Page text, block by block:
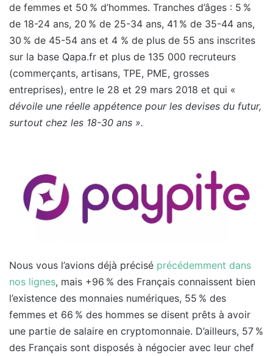
de femmes et 50 % d’hommes. Tranches d’âges : 5 %
de 18-24 ans, 20 % de 25-34 ans, 41 % de 35-44 ans,
30 % de 45-54 ans et 4 % de plus de 55 ans inscrites
sur la base Qapa.fr et plus de 135 000 recruteurs
(commerçants, artisans, TPE, PME, grosses
entreprises), entre le 28 et 29 mars 2018 et qui «
dévoile une réelle appétence pour les devises du futur,
surtout chez les 18-30 ans ».
Nous vous l’avions déjà précisé précédemment dans
nos lignes, mais +96 % des Français connaissent bien
l’existence des monnaies numériques, 55 % des
femmes et 66 % des hommes se disent prêts à avoir
une partie de salaire en cryptomonnaie. D’ailleurs, 57 %
des Français sont disposés à négocier avec leur chef